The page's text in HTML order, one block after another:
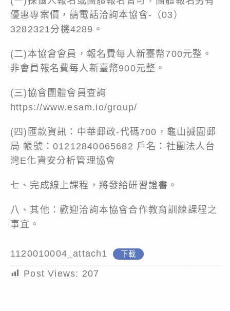
優惠專案價，請電話洽詢本協會-（03）
3282321分機4289。
(二)本協會會員，報名費每人新臺幣700元整。
非會員報名費每人新臺幣900元整。
(三)協會團體會員查詢
https://www.esam.io/group/
(四)匯款資訊：中華郵政-代碼700，龜山誠園郵
局 帳號：01212840065682 戶名：社團法人台
灣E化資安分析管理協會
七、完成線上課程，將發給研習證書。
八、其他：歡迎洽詢本協會合作教育訓練課程之
事宜。
1120010004_attach1 下載
Post Views: 207